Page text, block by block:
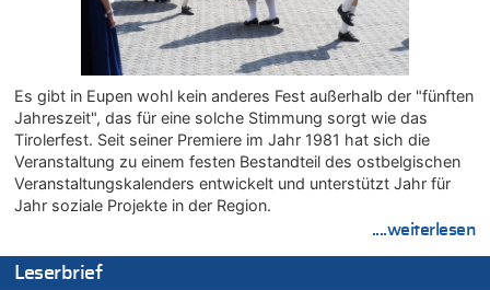
Zweite Hitzewelle in diesem Sommer ist jetzt amtlich
06.08.2026 - 16:39 von Noah Parmentier zu
Zweite Hitzewelle in diesem Sommer ist jetzt amtlich
06.08.2026 - 16:36 von Noah Parmentier zu
Zweite Hitzewelle in diesem Sommer ist jetzt amtlich
06.08.2026 - 16:10 von Dax zu
Wasserstand des Rheins in NRW so niedrig wie noch nie
06.08.2026 - 15:51 von SuperBoy zu
Eschweiler: 16-Jähriger soll seine Oma ermordet haben
06.08.2026 - 15:42 von PvD zu
Mehrere Menschen in Londons City niedergestochen
Es gibt in Eupen wohl kein anderes Fest außerhalb der "fünften
Jahreszeit", das für eine solche Stimmung sorgt wie das
Tirolerfest. Seit seiner Premiere im Jahr 1981 hat sich die
Veranstaltung zu einem festen Bestandteil des ostbelgischen
Veranstaltungskalenders entwickelt und unterstützt Jahr für
Jahr soziale Projekte in der Region.
....weiterlesen
Leserbrief